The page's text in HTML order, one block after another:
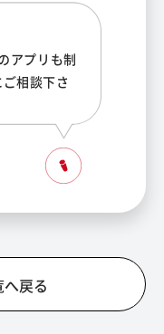
アプリも制
相談下さ
戻る